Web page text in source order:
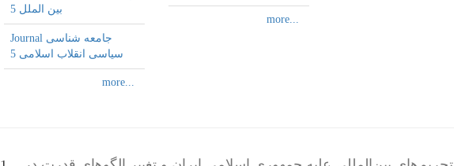
بین الملل 5
Journal جامعه شناسی
سیاسی انقلاب اسلامی 5